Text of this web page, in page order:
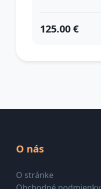
125.00 €
O nás
O stránke